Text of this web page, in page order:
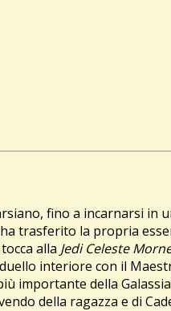
fino a incarnarsi
trasferito la propria
tocca alla Jedi Celeste
interiore con il
importante della
della ragazza e di